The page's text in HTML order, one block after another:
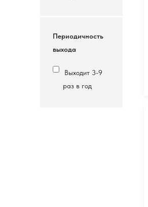
Периодичность
выхода
Выходит 3-9
раз в год